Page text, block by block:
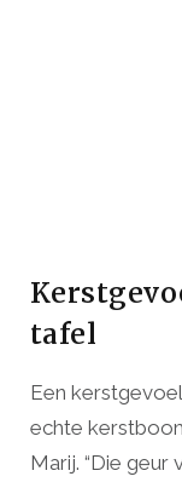
tafel
Een
echte
Marij. “Die geur